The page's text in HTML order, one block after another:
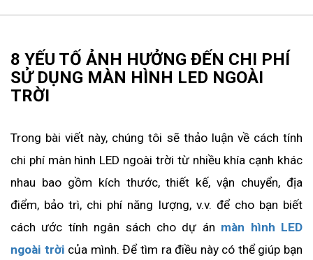
án
Tin
tức
trợ
Liên
8 YẾU TỐ ẢNH HƯỞNG ĐẾN CHI PHÍ
SỬ DỤNG MÀN HÌNH LED NGOÀI
TRỜI
Trong bài viết này, chúng tôi sẽ thảo luận về cách tính
chi phí màn hình LED ngoài trời từ nhiều khía cạnh khác
nhau bao gồm kích thước, thiết kế, vận chuyển, địa
điểm, bảo trì, chi phí năng lượng, v.v. để cho bạn biết
cách ước tính ngân sách cho dự án màn hình LED
ngoài trời của mình. Để tìm ra điều này có thể giúp bạn